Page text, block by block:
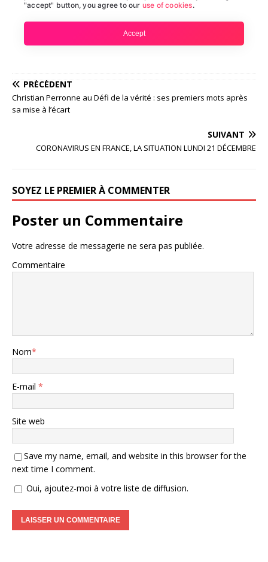
PRÉCÉDENT
Christian Perronne au Défi de la vérité : ses premiers mots après
sa mise à l’écart
SUIVANT
CORONAVIRUS EN FRANCE, LA SITUATION LUNDI 21 DÉCEMBRE
SOYEZ LE PREMIER À COMMENTER
Poster un Commentaire
Votre adresse de messagerie ne sera pas publiée.
Commentaire
Nom*
E-mail *
Site web
Save my name, email, and website in this browser for the
next time I comment.
Oui, ajoutez-moi à votre liste de diffusion.